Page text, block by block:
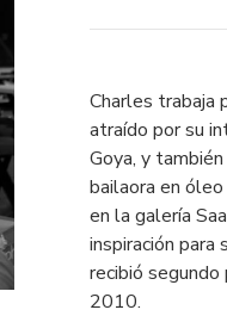
Charles trabaja
atraído por su
Goya, y
bailaora en
en la galería
inspiración para
recibió
2010.